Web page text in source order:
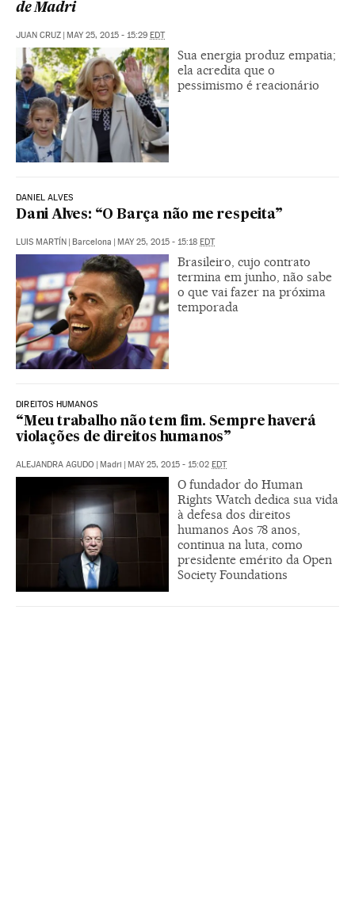
de Madri
JUAN CRUZ | MAY 25, 2015 - 15:29 EDT
Sua energia produz empatia;
ela acredita que o
pessimismo é reacionário
DANIEL ALVES
Dani Alves: “O Barça não me respeita”
LUIS MARTÍN | Barcelona | MAY 25, 2015 - 15:18 EDT
Brasileiro, cujo contrato
termina em junho, não sabe
o que vai fazer na próxima
temporada
DIREITOS HUMANOS
“Meu trabalho não tem fim. Sempre haverá
violações de direitos humanos”
ALEJANDRA AGUDO | Madri | MAY 25, 2015 - 15:02 EDT
O fundador do Human
Rights Watch dedica sua vida
à defesa dos direitos
humanos Aos 78 anos,
continua na luta, como
presidente emérito da Open
Society Foundations